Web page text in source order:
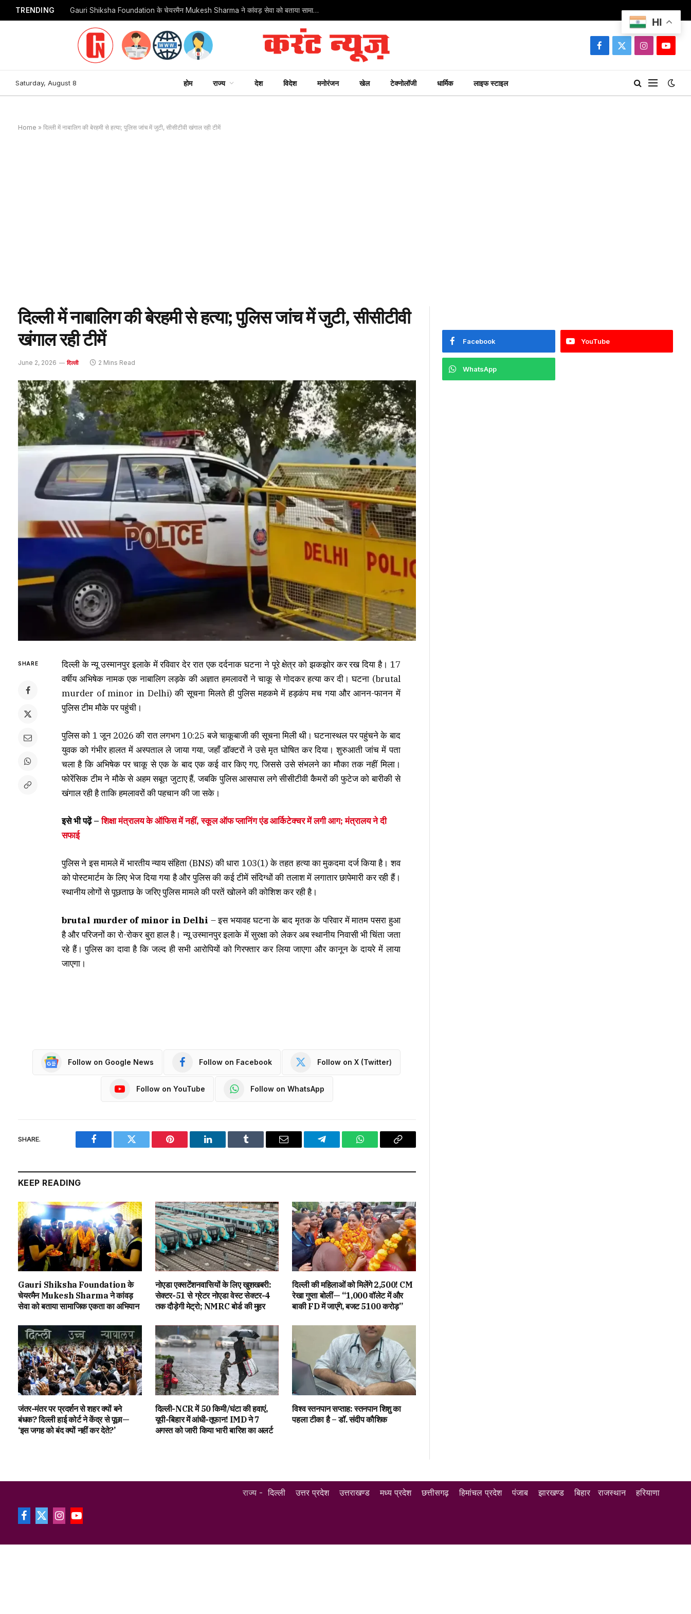
TRENDING Gauri Shiksha Foundation के चेयरमैन Mukesh Sharma ने कांवड़ सेवा को बताया सामाजिक एकता का अभियान
Facebook
X
Instagram
Saturday, August 8 होम राज्य देश विदेश मनोरंजन खेल टेक्नोलॉजी धार्मिक लाइफ स्टाइल
Home » दिल्ली में नाबालिग की बेरहमी से हत्या; पुलिस जांच में जुटी, सीसीटीवी खंगाल रही टीमें
दिल्ली में नाबालिग की बेरहमी से हत्या; पुलिस जांच में जुटी, सीसीटीवी
खंगाल रही टीमें
June 2, 2026 दिल्ली 2 Mins Read
SHARE
दिल्ली के न्यू उस्मानपुर इलाके में रविवार देर रात एक दर्दनाक घटना ने पूरे क्षेत्र को झकझोर कर रख दिया है। 17
वर्षीय अभिषेक नामक एक नाबालिग लड़के की अज्ञात हमलावरों ने चाकू से गोदकर हत्या कर दी। घटना (brutal
murder of minor in Delhi) की सूचना मिलते ही पुलिस महकमे में हड़कंप मच गया और आनन-फानन में
पुलिस टीम मौके पर पहुंची।
पुलिस को 1 जून 2026 की रात लगभग 10:25 बजे चाकूबाजी की सूचना मिली थी। घटनास्थल पर पहुंचने के बाद
युवक को गंभीर हालत में अस्पताल ले जाया गया, जहाँ डॉक्टरों ने उसे मृत घोषित कर दिया। शुरुआती जांच में पता
चला है कि अभिषेक पर चाकू से एक के बाद एक कई वार किए गए, जिससे उसे संभलने का मौका तक नहीं मिला।
फोरेंसिक टीम ने मौके से अहम सबूत जुटाए हैं, जबकि पुलिस आसपास लगे सीसीटीवी कैमरों की फुटेज को बारीकी से
खंगाल रही है ताकि हमलावरों की पहचान की जा सके।
इसे भी पढ़ें –शिक्षा मंत्रालय के ऑफिस में नहीं, स्कूल ऑफ प्लानिंग एंड आर्किटेक्चर में लगी आग; मंत्रालय ने दी
सफाई
पुलिस ने इस मामले में भारतीय न्याय संहिता (BNS) की धारा 103(1) के तहत हत्या का मुकदमा दर्ज किया है। शव
को पोस्टमार्टम के लिए भेज दिया गया है और पुलिस की कई टीमें संदिग्धों की तलाश में लगातार छापेमारी कर रही हैं।
स्थानीय लोगों से पूछताछ के जरिए पुलिस मामले की परतें खोलने की कोशिश कर रही है।
brutal murder of minor in Delhi – इस भयावह घटना के बाद मृतक के परिवार में मातम पसरा हुआ
है और परिजनों का रो-रोकर बुरा हाल है। न्यू उस्मानपुर इलाके में सुरक्षा को लेकर अब स्थानीय निवासी भी चिंता जता
रहे हैं। पुलिस का दावा है कि जल्द ही सभी आरोपियों को गिरफ्तार कर लिया जाएगा और कानून के दायरे में लाया
जाएगा।
Follow on Google News Follow on Facebook Follow on X (Twitter)
Follow on YouTube Follow on WhatsApp
SHARE.
Facebook Twitter Pinterest LinkedIn Tumblr Email Telegram WhatsAppCopy
KEEP READING
Gauri Shiksha Foundation के
चेयरमैन Mukesh Sharma ने कांवड़
सेवा को बताया सामाजिक एकता का अभियान
नोएडा एक्सटेंशनवासियों के लिए खुशखबरी:
सेक्टर-51 से ग्रेटर नोएडा वेस्ट सेक्टर-4
तक दौड़ेगी मेट्रो; NMRC बोर्ड की मुहर
दिल्ली की महिलाओं को मिलेंगे ₹2,500! CM
रेखा गुप्ता बोलीं— “1,000 वॉलेट में और
बाकी FD में जाएंगे, बजट ₹5100 करोड़”
जंतर-मंतर पर प्रदर्शन से शहर क्यों बने
बंधक? दिल्ली हाई कोर्ट ने केंद्र से पूछा—
‘इस जगह को बंद क्यों नहीं कर देते?’
दिल्ली-NCR में 50 किमी/घंटा की हवाएं,
यूपी-बिहार में आंधी-तूफान! IMD ने 7
अगस्त को जारी किया भारी बारिश का अलर्ट
विश्व स्तनपान सप्ताह: स्तनपान शिशु का
पहला टीका है – डॉ. संदीप कौशिक
Facebook YouTube
WhatsApp
Facebook
X
InstagramYouTube
राज्य -दिल्ली उत्तर प्रदेश उत्तराखण्ड मध्य प्रदेश छत्तीसगढ़ हिमांचल प्रदेश पंजाब झारखण्ड बिहार राजस्थान हरियाणा
HI